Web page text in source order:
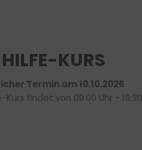
KURS
Termin am 10.10.2026
Kurs findet von 09:00 Uhr -